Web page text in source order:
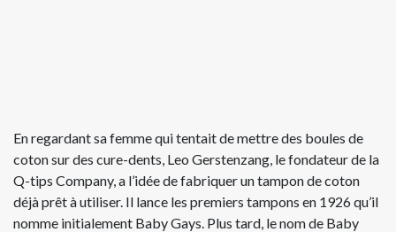
En regardant sa femme qui tentait de mettre des boules de
coton sur des cure-dents, Leo Gerstenzang, le fondateur de la
Q-tips Company, a l’idée de fabriquer un tampon de coton
déjà prêt à utiliser. Il lance les premiers tampons en 1926 qu’il
nomme initialement Baby Gays. Plus tard, le nom de Baby